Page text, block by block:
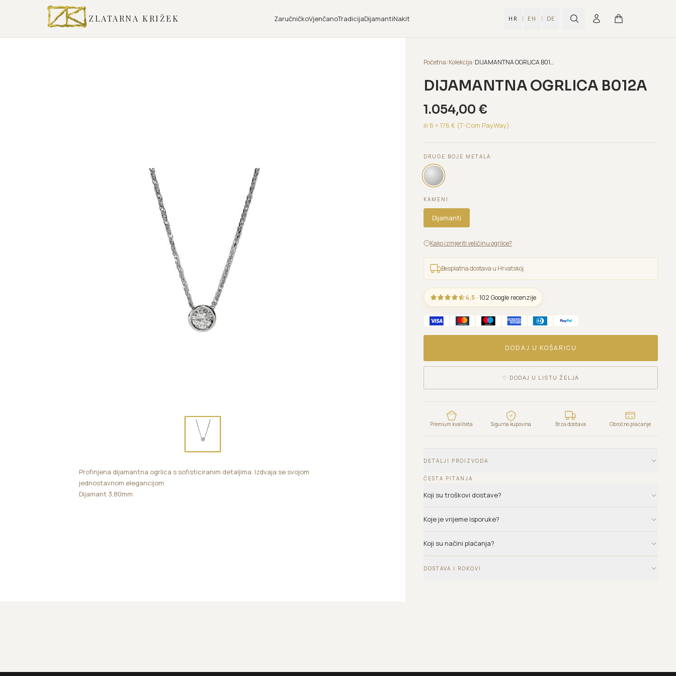
ZLATARNA KRIŽEK ZaručničkoVjenčanoTradicijaDijamantiNakit HR | EN | DE
Profinjena dijamantna ogrlica s sofisticiranim detaljima. Izdvaja se svojom
jednostavnom elegancijom.
Dijamant 3,80mm
Početna/Kolekcija/ DIJAMANTNA OGRLICA B012A
DIJAMANTNA OGRLICA B012A
1.054,00 €
ili 6 × 176 € (T-Com PayWay)
DRUGE BOJE METALA
KAMENI
Dijamanti
Kako izmjeriti veličinu ogrlice?
Besplatna dostava u Hrvatskoj
4,5 · 102 Google recenzije
DODAJ U KOŠARICU
♡ DODAJ U LISTU ŽELJA
Premium kvaliteta Sigurna kupovina Brza dostava Obročno plaćanje
DETALJI PROIZVODA
ČESTA PITANJA
Koji su troškovi dostave?
Koje je vrijeme isporuke?
Koji su načini plaćanja?
DOSTAVA I ROKOVI